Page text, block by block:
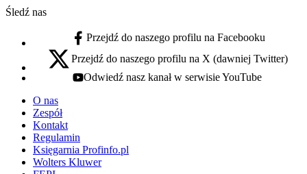
Śledź nas
facebook - otwiera się w nowej karcie
Przejdź do naszego profilu na Facebooku
x - otwiera się w nowej karcie
Przejdź do naszego profilu na X (dawniej Twitter)
youtube - otwiera się w nowej karcie
Odwiedź nasz kanał w serwisie YouTube
O nas
Zespół
Kontakt
Regulamin
Księgarnia Profinfo.pl
Wolters Kluwer